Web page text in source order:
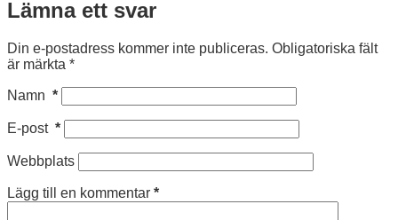
Lämna ett svar
Din e-postadress kommer inte publiceras. Obligatoriska fält
är märkta *
Namn *
E-post *
Webbplats
Lägg till en kommentar *